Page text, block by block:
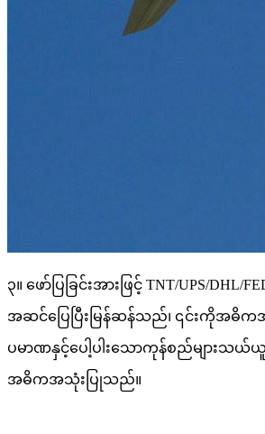
၃။ ဖော်ပြခြင်းအားဖြင့် TNT/UPS/DHL/
အဆင်ပြေပြီးမြန်ဆန်သည်၊ ၎င်းကိုအဓိက
ပမာဏနှင့်ပေါ့ပါးသောကုန်စည်များသယ်
အဓိကအသုံးပြုသည်။